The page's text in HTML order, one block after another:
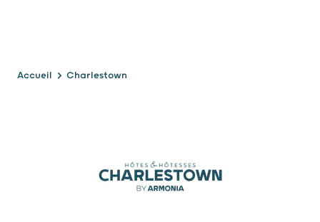
Accueil Charlestown
CHARLESTOWN